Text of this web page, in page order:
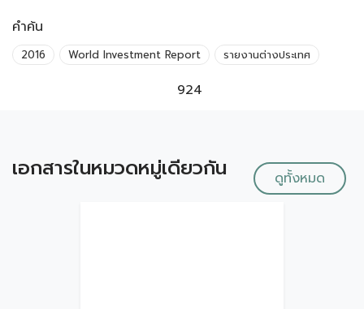
คำค้น
2016 World Investment Report รายงานต่างประเทศ
924
เอกสารในหมวดหมู่เดียวกัน ดูทั้งหมด